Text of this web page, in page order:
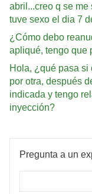
abril...creo q se
tuve sexo el dia 7
¿Cómo debo
apliqué, tengo que
Hola, ¿qué pasa
por otra, después
indicada y tengo
inyección?
Pregunta a un